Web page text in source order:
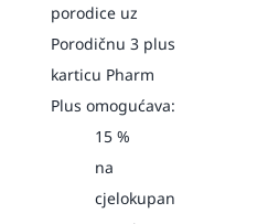
porodice uz
Porodičnu 3 plus
karticu Pharm
Plus omogućava:
15 %
na
cjelokupan